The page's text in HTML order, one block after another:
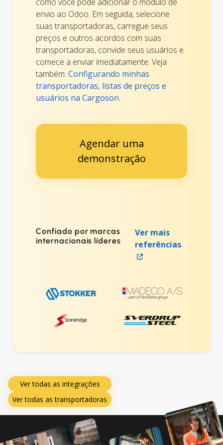
envio ao Odoo. Em seguida, selecione
suas transportadoras, carregue seus
preços e outros acordos com suas
transportadoras, convide seus usuários e
comece a enviar imediatamente. Veja
também: Configurando minhas
transportadoras, listas de preços e
usuários na Cargoson.
Agendar uma
demonstração
Confiado por marcas
internacionais líderes
Ver mais
referências
Ver todas as integrações
Ver todas as transportadoras